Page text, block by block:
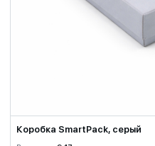
Коробка SmartPack, серый